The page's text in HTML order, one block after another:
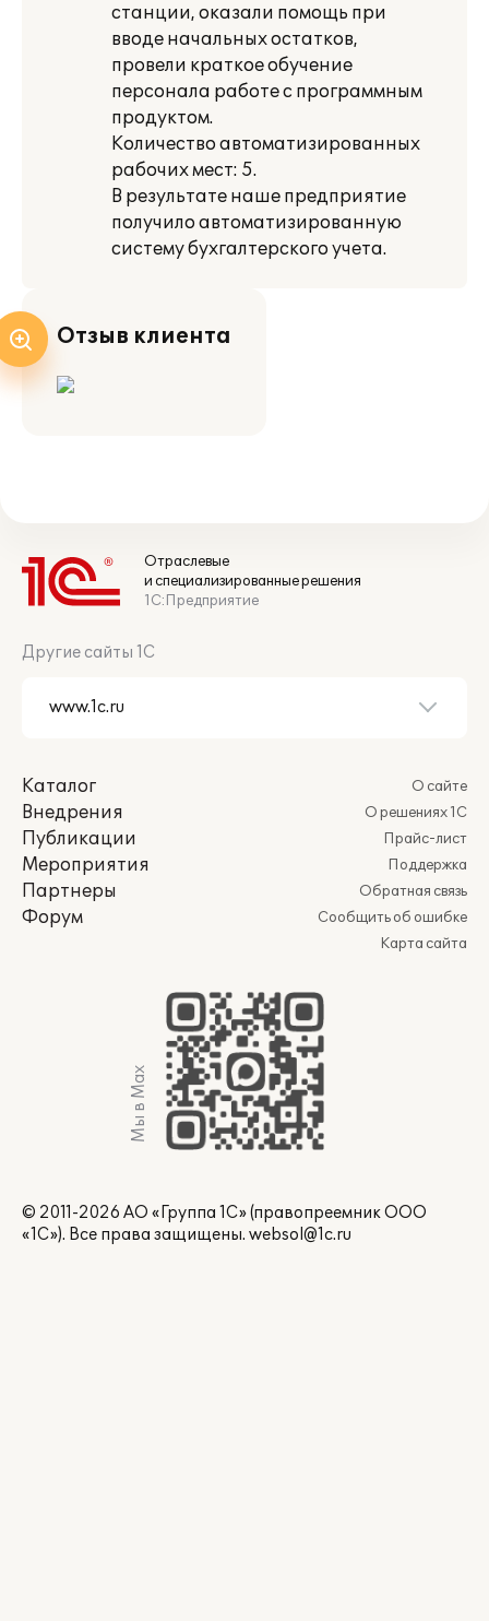
станции, оказали помощь при
вводе начальных остатков,
провели краткое обучение
персонала работе с программным
продуктом.
Количество автоматизированных
рабочих мест: 5.
В результате наше предприятие
получило автоматизированную
систему бухгалтерского учета.
Отзыв клиента
Отраслевые
и специализированные решения
1С:Предприятие
Другие сайты 1С
Каталог
Внедрения
Публикации
Мероприятия
Партнеры
Форум
О сайте
О решениях 1С
Прайс-лист
Поддержка
Обратная связь
Сообщить об ошибке
Карта сайта
Мы в Max
© 2011-2026 АО «Группа 1С» (правопреемник ООО
«1С»). Все права защищены. websol@1c.ru